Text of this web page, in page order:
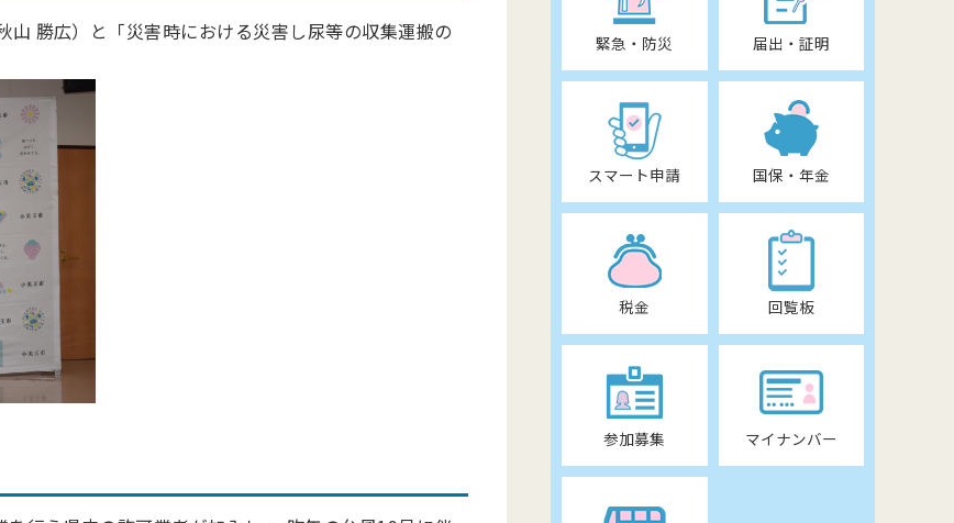
勝広）と「災害時における災害し尿等の収集運搬の
緊急・防災 届出・証明
スマート申請 国保・年金
税金 回覧板
参加募集 マイナンバー